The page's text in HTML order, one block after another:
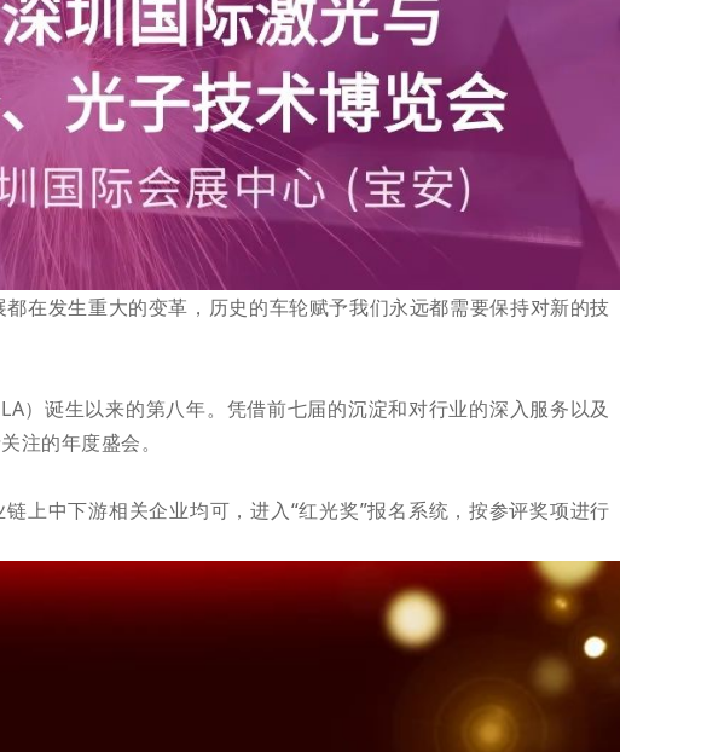
在发生重大的变革，历史的车轮赋予我们永远都需要保持对新的技
）诞生以来的第八年。 凭借前七届的沉淀和对行业的深入服务以及
注的年度盛会。
链上中下游相关企业均可 ，进入“红光奖”报名系统，按参评奖项进行